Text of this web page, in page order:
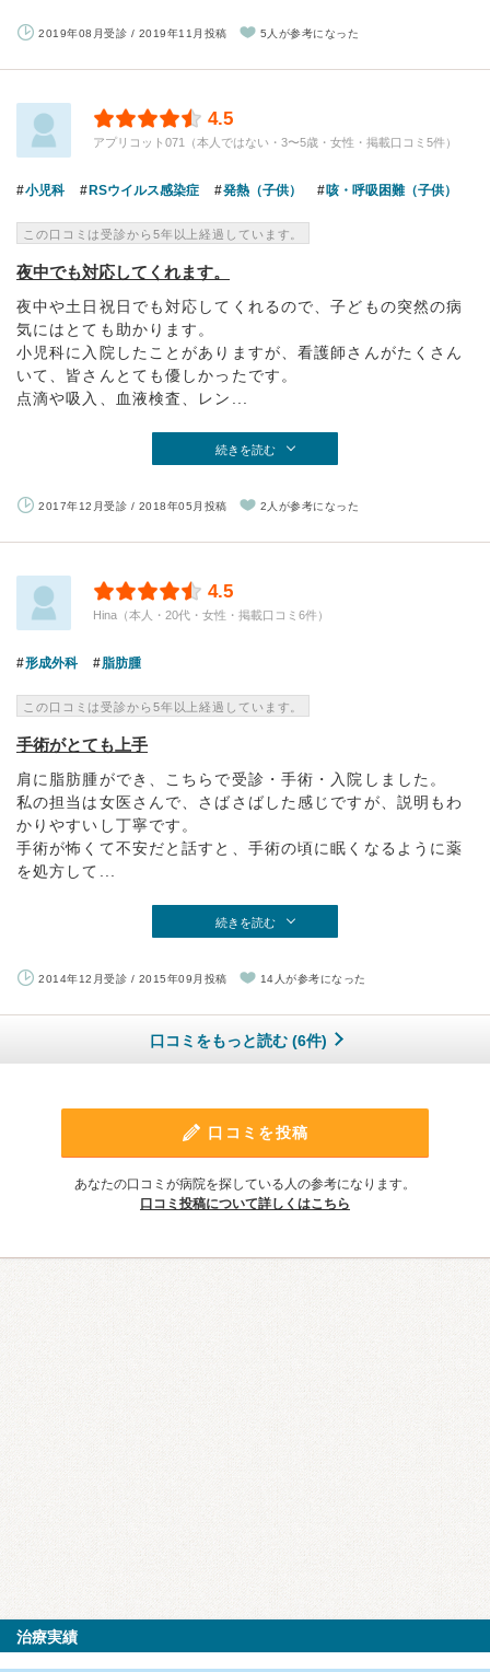
2019年08月受診 / 2019年11月投稿 5人が参考になった
4.5
アプリコット071（本人ではない・3〜5歳・女性・掲載口コミ5件）
小児科 RSウイルス感染症 発熱（子供） 咳・呼吸困難（子供）
この口コミは受診から5年以上経過しています。
夜中でも対応してくれます。
夜中や土日祝日でも対応してくれるので、子どもの突然の病
気にはとても助かります。
小児科に入院したことがありますが、看護師さんがたくさん
いて、皆さんとても優しかったです。
点滴や吸入、血液検査、レン...
続きを読む
2017年12月受診 / 2018年05月投稿 2人が参考になった
4.5
Hina（本人・20代・女性・掲載口コミ6件）
形成外科 脂肪腫
この口コミは受診から5年以上経過しています。
手術がとても上手
肩に脂肪腫ができ、こちらで受診・手術・入院しました。
私の担当は女医さんで、さばさばした感じですが、説明もわ
かりやすいし丁寧です。
手術が怖くて不安だと話すと、手術の頃に眠くなるように薬
を処方して...
続きを読む
2014年12月受診 / 2015年09月投稿 14人が参考になった
口コミをもっと読む (6件)
口コミを投稿
あなたの口コミが病院を探している人の参考になります。
口コミ投稿について詳しくはこちら
治療実績